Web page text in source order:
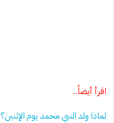
اقرأ أيضاً..
لماذا ولد النبي محمد يوم الإثنين؟